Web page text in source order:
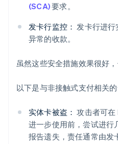
(SCA)要求。
发卡行监控： 发卡行进
异常的收款。
虽然这些安全措施效果很好，
以下是与非接触式支付相关
实体卡被盗： 攻击者可在
进一步使用前，尝试进行
报告遗失，责任通常由发